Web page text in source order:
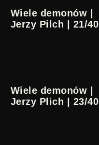
Wiele demonów |
Jerzy Pilch | 21/40
Wiele demonów |
Jerzy Plich | 23/40